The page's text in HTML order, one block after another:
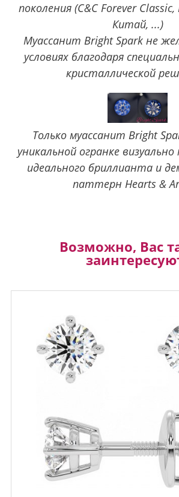
поколения (C&C Forever
Китай, ...)
Муассанит Bright Spark не
условиях благодаря
кристаллической
Только муассанит Bright
уникальной огранке
идеального бриллианта и
паттерн Hearts &
Возможно, Вас